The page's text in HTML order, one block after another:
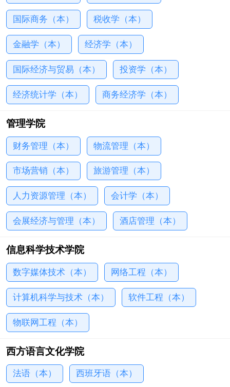
育学院、信息科学技术学院、新媒体与国际传播学
院、大学英语教学部、思想政治理论课教学部、体育
部等14个学院（教学部），共开设英语、商务英语、
翻译、日语、语、朝鲜语、泰语、法语、德语、西班
牙语、俄语、葡萄牙语、国际经济与贸易、电子...
国际商务（本） 税收学（本）
金融学（本） 经济学（本）
国际经济与贸易（本） 投资学（本）
经济统计学（本） 商务经济学（本）
管理学院
财务管理（本） 物流管理（本）
市场营销（本） 旅游管理（本）
人力资源管理（本） 会计学（本）
会展经济与管理（本） 酒店管理（本）
信息科学技术学院
数字媒体技术（本） 网络工程（本）
计算机科学与技术（本） 软件工程（本）
物联网工程（本）
西方语言文化学院
法语（本） 西班牙语（本）